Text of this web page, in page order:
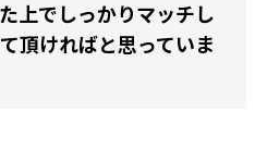
上でしっかりマッチし
頂ければと思っていま